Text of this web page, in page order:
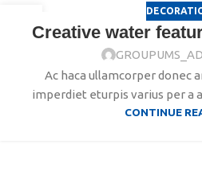
AOÛTCreative water
Ac haca ullamcorper donec
imperdiet eturpis varius per a
CONTINUE